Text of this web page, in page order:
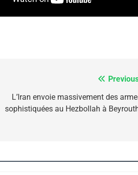
L’Iran envoie massivement des
sophistiquées au Hezbollah à
Maroc : Les Amandes